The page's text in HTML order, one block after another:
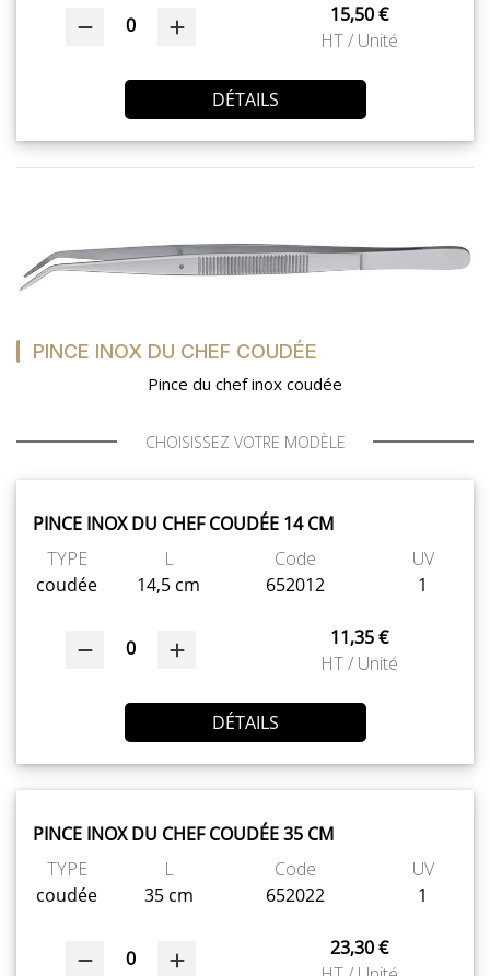
0
15,50 €
HT / Unité
DÉTAILS
PINCE INOX DU CHEF COUDÉE
Pince du chef inox coudée
CHOISISSEZ VOTRE MODÈLE
PINCE INOX DU CHEF COUDÉE 14 CM
TYPE
coudée
L
14,5 cm
Code
652012
UV
1
0
11,35 €
HT / Unité
DÉTAILS
PINCE INOX DU CHEF COUDÉE 35 CM
TYPE
coudée
L
35 cm
Code
652022
UV
1
0
23,30 €